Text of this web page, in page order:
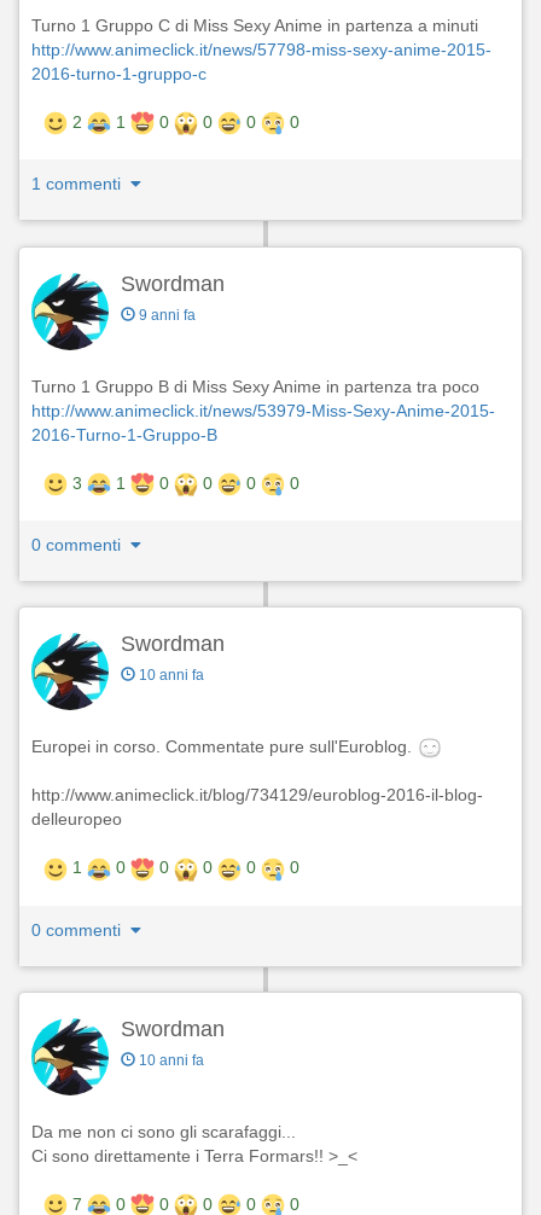
Turno 1 Gruppo C di Miss Sexy Anime in partenza a minuti
http://www.animeclick.it/news/57798-miss-sexy-anime-2015-
2016-turno-1-gruppo-c
2 1 0 0 0 0
1 commenti
Swordman
9 anni fa
Turno 1 Gruppo B di Miss Sexy Anime in partenza tra poco
http://www.animeclick.it/news/53979-Miss-Sexy-Anime-2015-
2016-Turno-1-Gruppo-B
3 1 0 0 0 0
0 commenti
Swordman
10 anni fa
Europei in corso. Commentate pure sull'Euroblog.
http://www.animeclick.it/blog/734129/euroblog-2016-il-blog-
delleuropeo
1 0 0 0 0 0
0 commenti
Swordman
10 anni fa
Da me non ci sono gli scarafaggi...
Ci sono direttamente i Terra Formars!! >_<
7 0 0 0 0 0